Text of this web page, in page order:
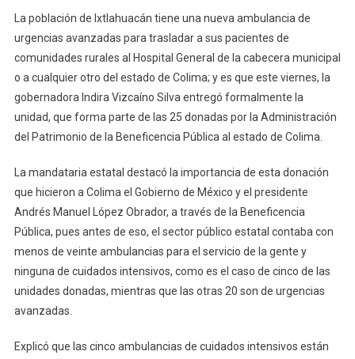
De
Tienen
Indira
Entregó
Al
La población de Ixtlahuacán tiene una nueva ambulancia de
urgencias avanzadas para trasladar a sus pacientes de
comunidades rurales al Hospital General de la cabecera municipal
o a cualquier otro del estado de Colima; y es que este viernes, la
gobernadora Indira Vizcaíno Silva entregó formalmente la
unidad, que forma parte de las 25 donadas por la Administración
del Patrimonio de la Beneficencia Pública al estado de Colima.
La mandataria estatal destacó la importancia de esta donación
que hicieron a Colima el Gobierno de México y el presidente
Andrés Manuel López Obrador, a través de la Beneficencia
Pública, pues antes de eso, el sector público estatal contaba con
menos de veinte ambulancias para el servicio de la gente y
ninguna de cuidados intensivos, como es el caso de cinco de las
unidades donadas, mientras que las otras 20 son de urgencias
avanzadas.
Explicó que las cinco ambulancias de cuidados intensivos están